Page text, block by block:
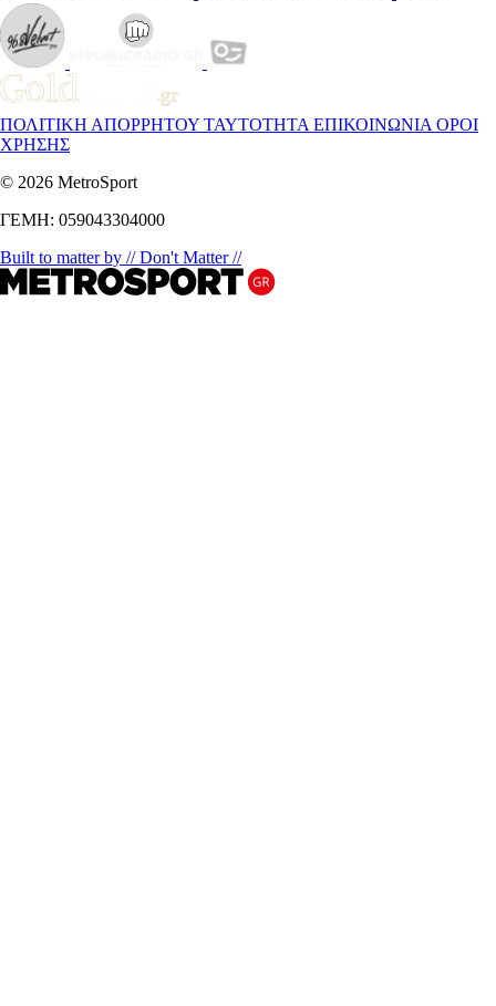
ΠΟΛΙΤΙΚΗ ΑΠΟΡΡΗΤΟΥ ΤΑΥΤΟΤΗΤΑ ΕΠΙΚΟΙΝΩΝΙΑ ΟΡΟΙ
ΧΡΗΣΗΣ
© 2026 MetroSport
ΓΕΜΗ: 059043304000
Built to matter by // Don't Matter //